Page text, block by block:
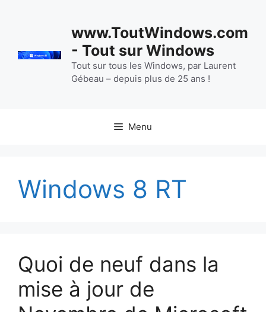
www.ToutWindows.com
- Tout sur Windows
Tout sur tous les Windows, par Laurent
Gébeau – depuis plus de 25 ans !
Menu
Windows 8 RT
Quoi de neuf dans la
mise à jour de